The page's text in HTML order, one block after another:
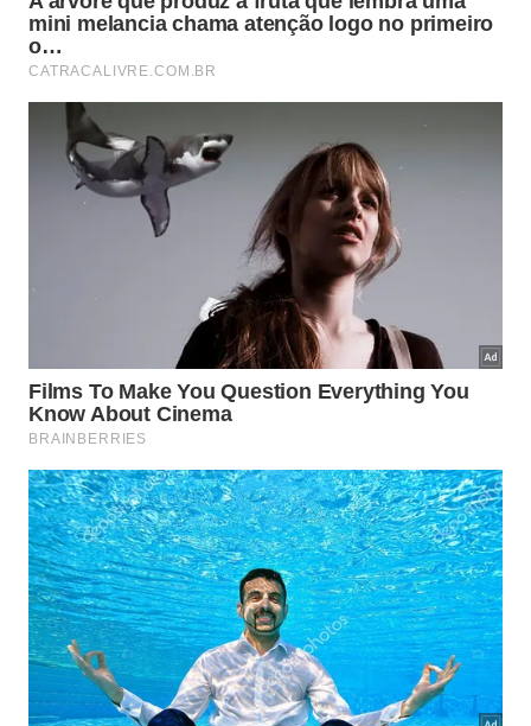
trânsito.
Observar esses hábitos diários nos ajuda a notar
como a biodiversidade resiste perfeitamente bem
no meio de tijolos e asfalto. Abaixo apresentamos
as trêsavesmais comuns que costumam anunciar o
início do dia com muita
energia :
O Sabiá-laranjeira, conhecido por antecipar seu
horário em áreas barulhentas.
O Bem-te-vi, que emite um chamado diferenciado
e melódico durante o romper da aurora.